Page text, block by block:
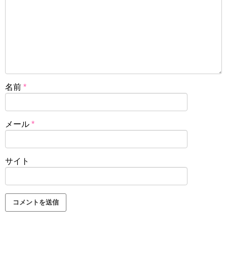
名前 *
メール *
サイト